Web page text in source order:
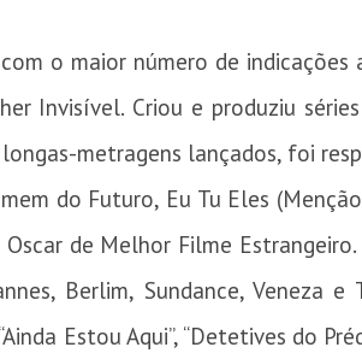
o maior número de indicações
Invisível. Criou e produziu
longas-metragens lançados, foi
do Futuro, Eu Tu Eles
de Melhor Filme
Berlim, Sundance, Veneza e
Estou Aqui”, “Detetives do